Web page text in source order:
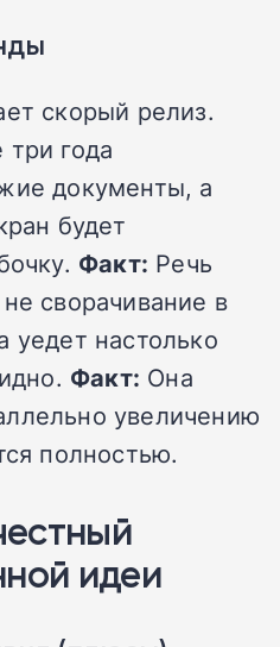
скорый релиз.
года
документы, а
будет
Факт: Речь
сворачивание в
уедет настолько
Факт: Она
увеличению
полностью.
идеи